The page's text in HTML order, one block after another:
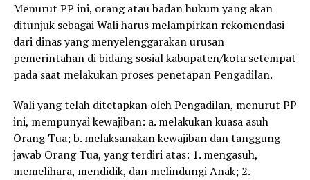
Menurut PP ini, orang atau badan hukum yang akan
ditunjuk sebagai Wali harus melampirkan rekomendasi
dari dinas yang menyelenggarakan urusan
pemerintahan di bidang sosial kabupaten/kota setempat
pada saat melakukan proses penetapan Pengadilan.
Wali yang telah ditetapkan oleh Pengadilan, menurut PP
ini, mempunyai kewajiban: a. melakukan kuasa asuh
Orang Tua; b. melaksanakan kewajiban dan tanggung
jawab Orang Tua, yang terdiri atas: 1. mengasuh,
memelihara, mendidik, dan melindungi Anak; 2.